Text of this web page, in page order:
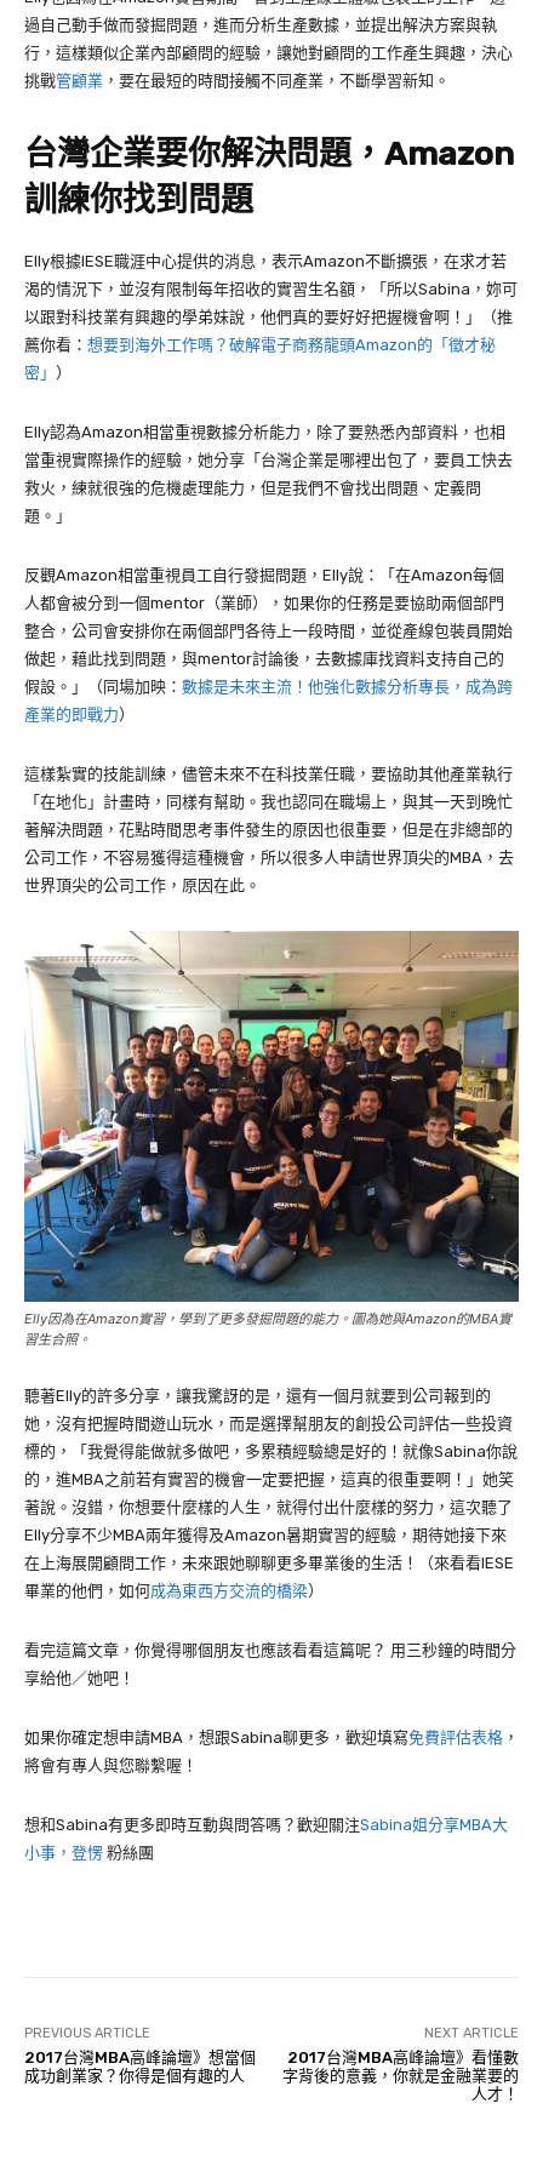
過自己動手做而發掘問題，進而分析生產數據，並提出解決方案與執
行，這樣類似企業內部顧問的經驗，讓她對顧問的工作產生興趣，決心
挑戰管顧業 ，要在最短的時間接觸不同產業，不斷學習新知。
台灣企業要你解決問題， Amazon
訓練你找到問題
Elly根據IESE職涯中心提供的消息，表示Amazon不斷擴張，在求才若
渴的情況下，並沒有限制每年招收的實習生名額，「所以Sabina，妳可
以跟對科技業有興趣的學弟妹說，他們真的要好好把握機會啊！」（推
薦你看： 想要到海外工作嗎？破解電子商務龍頭Amazon的「徵才秘
密」 ）
Elly認為Amazon相當重視數據分析能力，除了要熟悉內部資料，也相
當重視實際操作的經驗，她分享「台灣企業是哪裡出包了，要員工快去
救火，練就很強的危機處理能力，但是我們不會找出問題、定義問
題。」
反觀Amazon相當重視員工自行發掘問題， Elly說：「在Amazon每個
人都會被分到一個mentor （業師），如果你的任務是要協助兩個部門
整合，公司會安排你在兩個部門各待上一段時間，並從產線包裝員開始
做起，藉此找到問題，與mentor討論後，去數據庫找資料支持自己的
假設。」（同場加映： 數據是未來主流！他強化數據分析專長，成為跨
產業的即戰力）
這樣紮實的技能訓練，儘管未來不在科技業任職，要協助其他產業執行
「在地化」計畫時，同樣有幫助。我也認同在職場上，與其一天到晚忙
著解決問題，花點時間思考事件發生的原因也很重要，但是在非總部的
公司工作，不容易獲得這種機會，所以很多人申請世界頂尖的MBA，去
世界頂尖的公司工作，原因在此。
Elly因為在Amazon實習，學到了更多發掘問題的能力。圖為她與Amazon的MBA實
習生合照。
聽著Elly的許多分享，讓我驚訝的是，還有一個月就要到公司報到的
她，沒有把握時間遊山玩水，而是選擇幫朋友的創投公司評估一些投資
標的，「我覺得能做就多做吧，多累積經驗總是好的！就像Sabina你說
的，進MBA之前若有實習的機會一定要把握，這真的很重要啊！」她笑
著說。沒錯，你想要什麼樣的人生，就得付出什麼樣的努力，這次聽了
Elly分享不少MBA兩年獲得及Amazon暑期實習的經驗，期待她接下來
在上海展開顧問工作，未來跟她聊聊更多畢業後的生活！（來看看IESE
畢業的他們，如何成為東西方交流的橋梁）
看完這篇文章，你覺得哪個朋友也應該看看這篇呢？ 用三秒鐘的時間分
享給他／她吧！
如果你確定想申請MBA，想跟Sabina聊更多，歡迎填寫免費評估表格 ，
將會有專人與您聯繫喔！
想和Sabina有更多即時互動與問答嗎？歡迎關注Sabina姐分享MBA大
小事，登愣 粉絲團
PREVIOUS ARTICLE
2017台灣MBA高峰論壇》想當個
成功創業家？你得是個有趣的人
NEXT ARTICLE
2017台灣MBA高峰論壇》看懂數
字背後的意義，你就是金融業要的
人才！